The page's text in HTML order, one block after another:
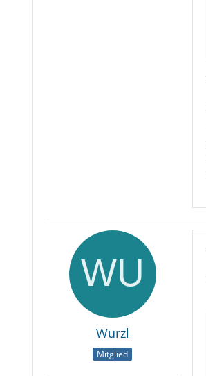
Wurzl
Mitglied